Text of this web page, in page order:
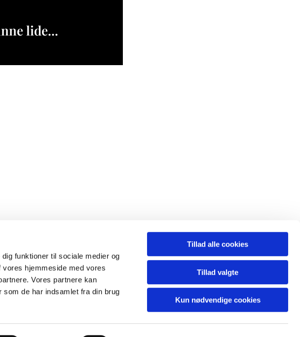
funktioner til sociale medier og
hjemmeside med vores
Vores partnere kan
som de har indsamlet fra din brug
Tillad alle cookies
Tillad valgte
Kun nødvendige cookies
lide...